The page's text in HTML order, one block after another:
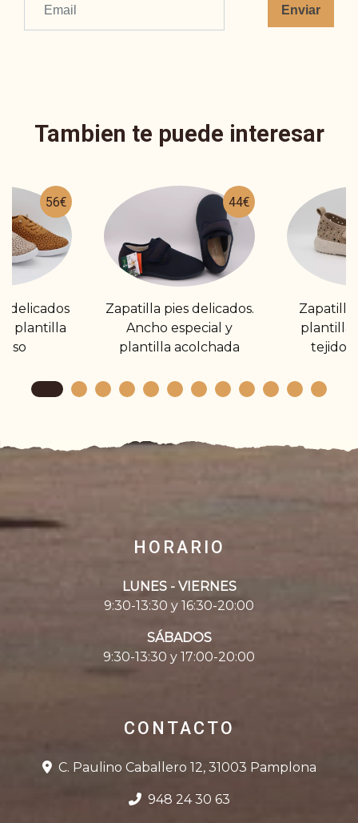
Enviar
Tambien te puede interesar
56€
delicados
y plantilla
44€
Zapatilla pies delicados.
Ancho especial y
plantilla acolchada
Zapatilla
plantilla
tejido
HORARIO
LUNES - VIERNES
9:30-13:30 y 16:30-20:00
SÁBADOS
9:30-13:30 y 17:00-20:00
CONTACTO
C. Paulino Caballero 12, 31003 Pamplona
948 24 30 63